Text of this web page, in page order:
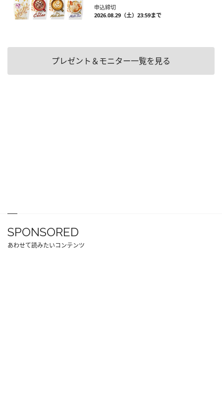
申込締切
2026.08.29（土）23:59まで
プレゼント＆モニター一覧を見る
SPONSORED
あわせて読みたいコンテンツ